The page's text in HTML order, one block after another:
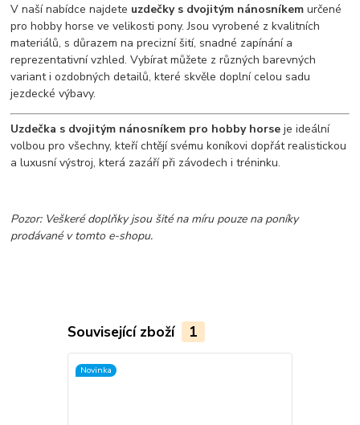
V naší nabídce najdete uzdečky s dvojitým nánosníkem určené
pro hobby horse ve velikosti pony. Jsou vyrobené z kvalitních
materiálů, s důrazem na precizní šití, snadné zapínání a
reprezentativní vzhled. Vybírat můžete z různých barevných
variant i ozdobných detailů, které skvěle doplní celou sadu
jezdecké výbavy.
Uzdečka s dvojitým nánosníkem pro hobby horse je ideální
volbou pro všechny, kteří chtějí svému koníkovi dopřát realistickou
a luxusní výstroj, která zazáří při závodech i tréninku.
Pozor: Veškeré doplňky jsou šité na míru pouze na poníky
prodávané v tomto e-shopu.
Související zboží 1
Novinka